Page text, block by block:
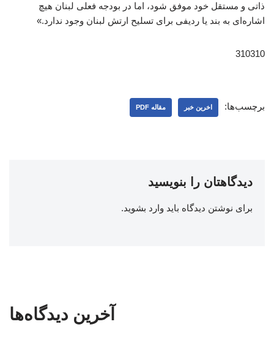
ذاتی و مستقل خود موفق شود، اما در بودجه فعلی لبنان هیچ
اشاره‌ای به بند یا ردیفی برای تسلیح ارتش لبنان وجود ندارد.»
310310
برچسب‌ها: اخرین خبر مقاله PDF
دیدگاهتان را بنویسید
برای نوشتن دیدگاه باید وارد بشوید.
آخرین دیدگاه‌ها